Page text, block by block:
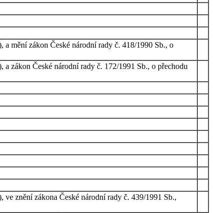
mění zákon České národní rady č. 418/1990 Sb., o
zákon České národní rady č. 172/1991 Sb., o přechodu
znění zákona České národní rady č. 439/1991 Sb.,